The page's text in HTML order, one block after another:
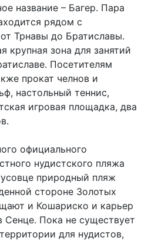
название – Багер. Пара
рядом с
Трнавы до Братиславы.
крупная зона для занятий
Посетителям
прокат челнов и
настольный теннис,
игровая площадка, два
официального
нудистского пляжа
природный пляж
стороне Золотых
и Кошариско и карьер
Сенце. Пока не существует
для нудистов,